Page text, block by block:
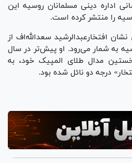
اداره دینی مسلمانان روسیه این
را منتشر کرده است.
افتخارعبدالرشید سعدالله‌اف از
به شمار می‌رود. او پیش‌تر در سال
مدال طلای المپیک خود، به
درجه دو نائل شده بود.